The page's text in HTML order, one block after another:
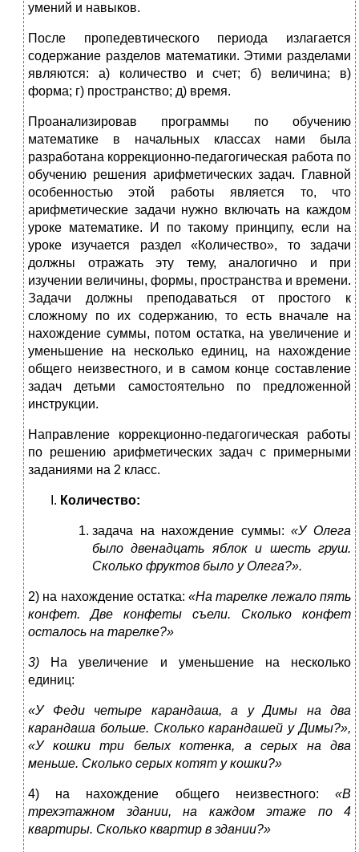
умений и навыков.
После пропедевтического периода излагается
содержание раз­делов математики. Этими разделами
являются: а) количество и счет; б) величина; в)
форма; г) пространство; д) время.
Проанализировав программы по обучению
математике в начальных классах нами была
разработана коррекционно-педагогическая работа по
обучению решения арифметических задач. Главной
особенностью этой работы является то, что
арифметические задачи нужно включать на каждом
уроке математике. И по такому принципу, если на
уроке изучается раздел «Количество», то задачи
должны отражать эту тему, аналогично и при
изучении величины, формы, пространства и времени.
Задачи должны преподаваться от простого к
сложному по их содержанию, то есть вначале на
нахождение суммы, потом остатка, на увеличение и
уменьшение на несколько единиц, на нахождение
общего неизвестного, и в самом конце составление
задач детьми самостоятельно по предложенной
инструкции.
Направление коррекционно-педагогическая работы
по решению арифметических задач с примерными
заданиями на 2 класс.
Количество:
задача на нахождение суммы:«У Олега
было двенадцать яблок и шесть груш.
Сколько фруктов было у Олега?».
2) на нахождение остатка: «На тарелке лежало пять
конфет. Две конфе­ты съели. Сколько конфет
осталось на тарелке?»
3)
На увеличение и уменьшение на несколько
единиц:
«У Феди четыре карандаша, а у Димы на два
карандаша больше. Сколько карандашей у Димы?»,
«У кошки три белых котенка, а серых на два
меньше. Сколь­ко серых котят у кошки?»
4) на нахождение общего неизвестного: «В
трехэтажном здании, на каждом этаже по 4
квартиры. Сколько квартир в здании?»